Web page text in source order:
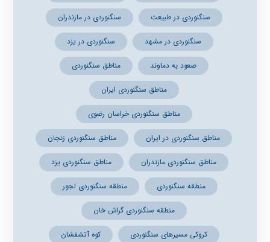
سنگنوردی در طبیعت سنگنوردی در مازندران
سنگنوردی در مشهد سنگنوردی در یزد
صعود به دماوند مناطق سنگنوردی
مناطق سنگنوردی ایران
مناطق سنگنوردی خراسان رضوی
مناطق سنگنوردی در ایران مناطق سنگنوردی زنجان
مناطق سنگنوردی مازندران مناطق سنگنوردی یزد
منطقه سنگنوردی منطقه سنگنوردی لجور
منطقه سنگنوردی گراش خان
کروکی مسیرهای سنگنوردی کوه آتشفشان